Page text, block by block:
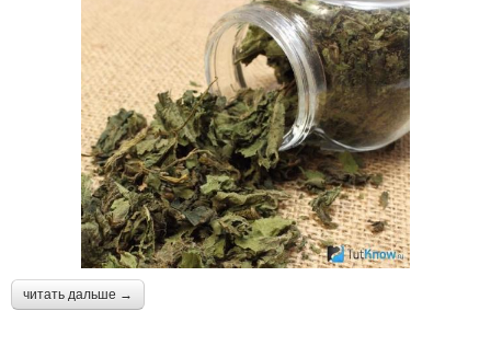
читать дальше →